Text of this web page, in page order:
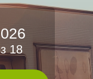
18